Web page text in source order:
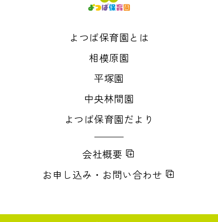
よつば保育園とは
相模原園
平塚園
中央林間園
よつば保育園だより
会社概要
お申し込み・お問い合わせ